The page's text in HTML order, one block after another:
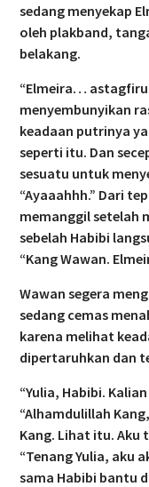
sedang menyekap
oleh plakband,
belakang.
“Elmeira…
menyembunyikan
keadaan putrinya
seperti itu. Dan
sesuatu untuk
“Ayaaahhh.” Dari
memanggil setelah
sebelah Habibi
“Kang Wawan.
Wawan segera
sedang cemas
karena melihat
dipertaruhkan dan
“Yulia, Habibi.
“Alhamdulillah
Kang. Lihat itu. Aku
“Tenang Yulia, aku
sama Habibi bantu